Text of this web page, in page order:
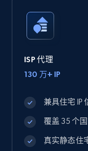
ISP 代理
130 万+ IP
兼具住宅 IP
覆盖 35 个
真实静态住